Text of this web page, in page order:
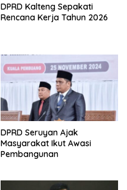
DPRD Kalteng Sepakati
Rencana Kerja Tahun 2026
DPRD Seruyan Ajak
Masyarakat Ikut Awasi
Pembangunan